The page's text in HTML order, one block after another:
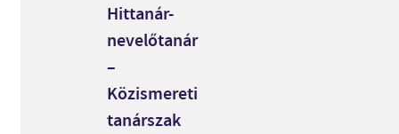
Hittanár-
nevelőtanár
–
Közismereti
tanárszak